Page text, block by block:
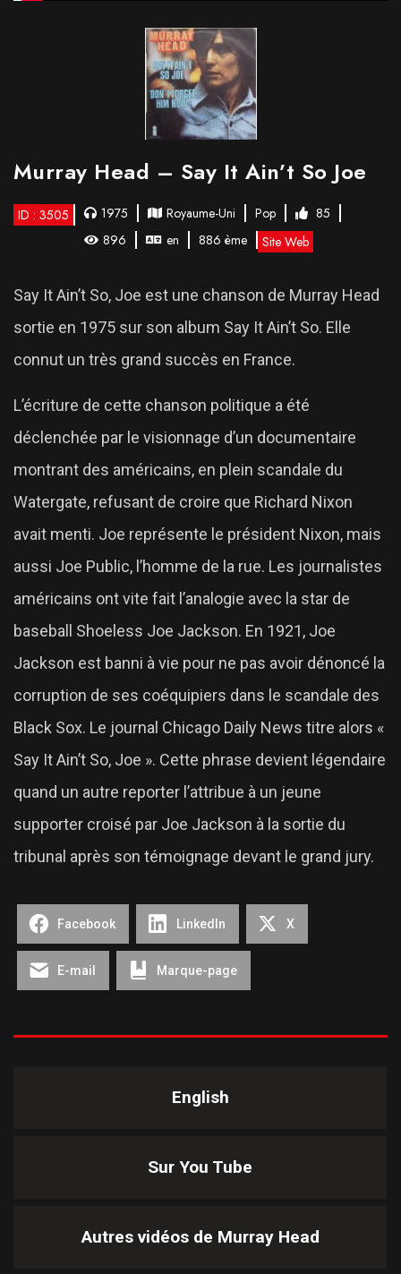
Murray Head – Say It Ain’t So Joe
ID : 3505 1975 Royaume-Uni Pop
85
896
en 886 ème Site Web
Say It Ain’t So, Joe est une chanson de Murray Head
sortie en 1975 sur son album Say It Ain’t So. Elle
connut un très grand succès en France.
L’écriture de cette chanson politique a été
déclenchée par le visionnage d’un documentaire
montrant des américains, en plein scandale du
Watergate, refusant de croire que Richard Nixon
avait menti. Joe représente le président Nixon, mais
aussi Joe Public, l’homme de la rue. Les journalistes
américains ont vite fait l’analogie avec la star de
baseball Shoeless Joe Jackson. En 1921, Joe
Jackson est banni à vie pour ne pas avoir dénoncé la
corruption de ses coéquipiers dans le scandale des
Black Sox. Le journal Chicago Daily News titre alors «
Say It Ain’t So, Joe ». Cette phrase devient légendaire
quand un autre reporter l’attribue à un jeune
supporter croisé par Joe Jackson à la sortie du
tribunal après son témoignage devant le grand jury.
Facebook LinkedIn X
E-mail Marque-page
English
Sur You Tube
Autres vidéos de Murray Head